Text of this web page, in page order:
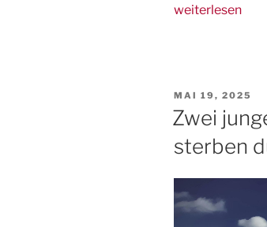
„5.12.
„The
Pickers“
–
in
der
europäischen
weiterlesen
AM
MAI 19, 2025
Zwei
sterben